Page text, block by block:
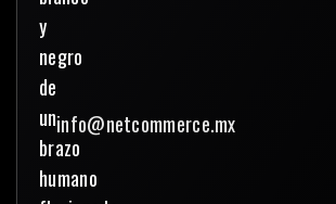
info@netcommerce.mx